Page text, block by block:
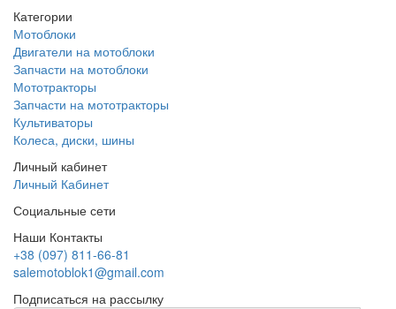
Категории
Мотоблоки
Двигатели на мотоблоки
Запчасти на мотоблоки
Мототракторы
Запчасти на мототракторы
Культиваторы
Колеса, диски, шины
Личный кабинет
Личный Кабинет
Социальные сети
Наши Контакты
+38 (097) 811-66-81
salemotoblok1@gmail.com
Подписаться на рассылку